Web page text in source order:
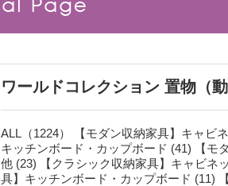
ワールドコレクション 置物（動
ALL（1224） 【モダン収納家具】キャビ
キッチンボード・カップボード (41)
【モ
他 (23)
【クラシック収納家具】キャビネ
具】キッチンボード・カップボード (11)